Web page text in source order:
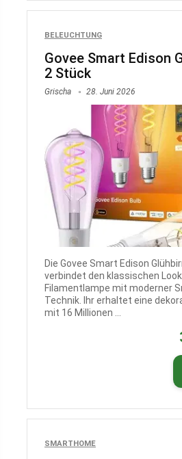
BELEUCHTUNG
Govee Smart Edison
2 Stück
Grischa 28. Juni 2026
Die Govee Smart Edison
verbindet den klassischen
Filamentlampe mit moderner
Technik. Ihr erhaltet eine
mit 16 Millionen ...
SMARTHOME